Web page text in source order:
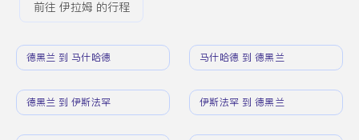
前往 伊拉姆 的行程
德黑兰 到 马什哈德 马什哈德 到 德黑兰
德黑兰 到 伊斯法罕 伊斯法罕 到 德黑兰